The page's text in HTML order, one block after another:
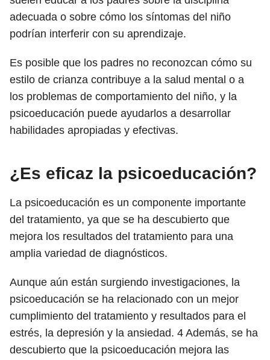
adecuada o sobre cómo los síntomas del niño
podrían interferir con su aprendizaje.
Es posible que los padres no reconozcan cómo su
estilo de crianza contribuye a la salud mental o a
los problemas de comportamiento del niño, y la
psicoeducación puede ayudarlos a desarrollar
habilidades apropiadas y efectivas.
¿Es eficaz la psicoeducación?
La psicoeducación es un componente importante
del tratamiento, ya que se ha descubierto que
mejora los resultados del tratamiento para una
amplia variedad de diagnósticos.
Aunque aún están surgiendo investigaciones, la
psicoeducación se ha relacionado con un mejor
cumplimiento del tratamiento y resultados para el
estrés, la depresión y la ansiedad. 4 Además, se ha
descubierto que la psicoeducación mejora las